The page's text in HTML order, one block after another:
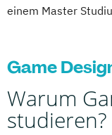
einem Master
Game
Warum
studieren?